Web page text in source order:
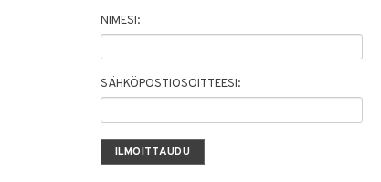
NIMESI:
SÄHKÖPOSTIOSOITTEESI: